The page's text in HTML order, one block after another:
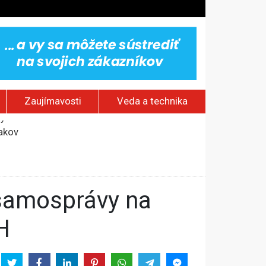
Zaujímavosti Veda a technika